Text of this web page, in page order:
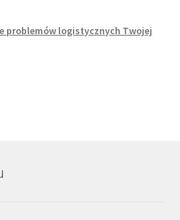
problemów logistycznych Twojej